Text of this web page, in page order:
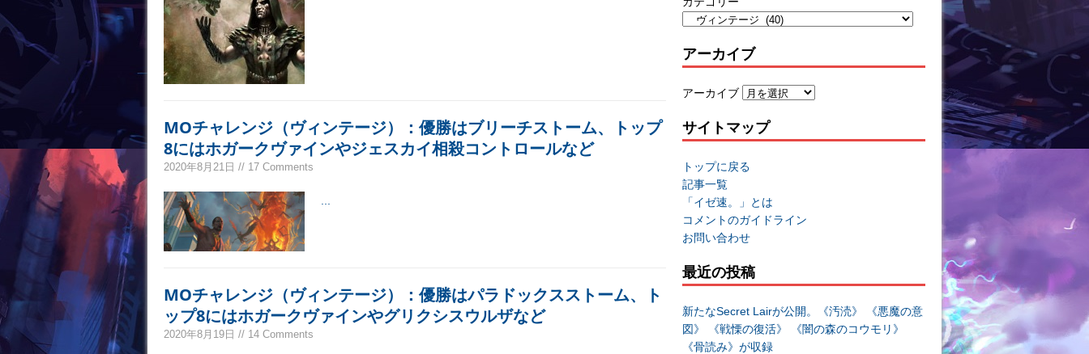
MOチャレンジ（ヴィンテージ）：優勝はブリーチストーム、トップ
8にはホガークヴァインやジェスカイ相殺コントロールなど
2020年8月21日 // 17 Comments
MOチャレンジ（ヴィンテージ）：優勝はパラドックスストーム、ト
ップ8にはホガークヴァインやグリクシスウルザなど
2020年8月19日 // 14 Comments
アーカイブ
アーカイブ
サイトマップ
トップに戻る
記事一覧
「イゼ速。」とは
コメントのガイドライン
お問い合わせ
最近の投稿
新たなSecret Lairが公開。《汚涜》 《悪魔の意
図》 《戦慄の復活》 《闇の森のコウモリ》
《骨読み》が収録